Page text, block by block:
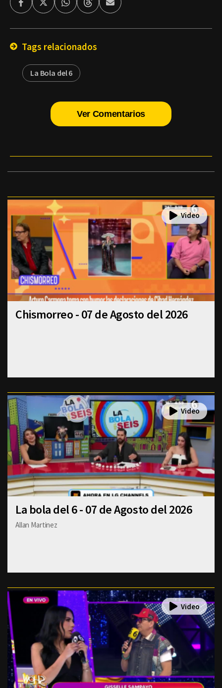
FacebookTwitterWhatsappThreadsEnviar
por
Tags relacionados
La Bola del 6
Ver Comentarios
Chismorreo - 07 de Agosto del 2026
La bola del 6 - 07 de Agosto del 2026
Allan Martinez